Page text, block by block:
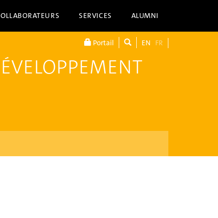
SERVICES ALUMNI
Portail EN FR